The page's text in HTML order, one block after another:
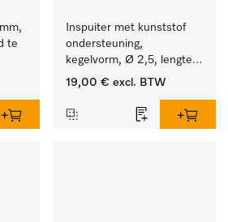
te
Inspuiter met kunststof
ondersteuning,
kegelvorm, Ø 2,5, lengte
80 mm.
19,00 € excl. BTW